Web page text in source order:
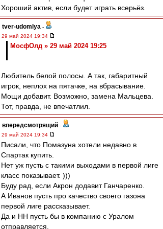
Хороший актив, если будет играть всерьёз.
tver-udomlya -
29 май 2024 19:34
МосфОлд » 29 май 2024 19:25
Любитель белой полосы. А так, габаритный
игрок, неплох на пятачке, на вбрасывание.
Мощи добавит. Возможно, замена Мальцева.
Тот, правда, не впечатлил.
впередсмотрящий -
29 май 2024 19:34
Писали, что Помазуна хотели недавно в
Спартак купить.
Нет уж пусть с такими выходами в первой лиге
класс показывает. )))
Буду рад, если Акрон додавит Ганчаренко.
А Иванов пусть про качество своего газона
первой лиге рассказывает.
Да и НН пусть бы в компанию с Уралом
отправляется.